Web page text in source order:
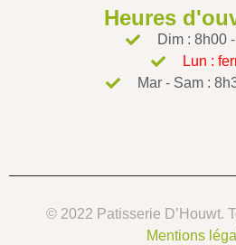
Heures
Dim : 8h00
Lun :
Mar - Sam :
© 2022 Patisserie D’Houwt.
Mentions